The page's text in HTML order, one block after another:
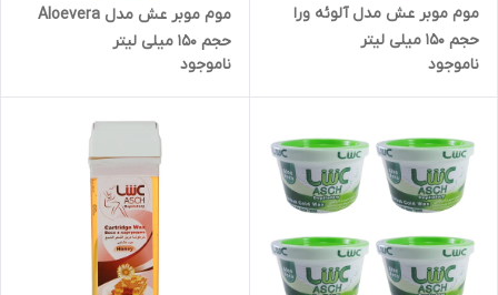
موم موبر عش مدل آلوئه ورا
حجم 150 میلی لیتر
ناموجود
موم موبر عش مدل Aloevera
حجم 150 میلی لیتر
ناموجود